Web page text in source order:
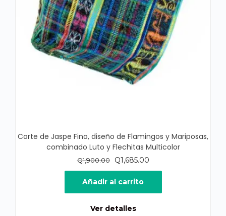
Corte de Jaspe Fino, diseño de Flamingos y Mariposas,
combinado Luto y Flechitas Multicolor
Q1,900.00
El
precio
original
era:
Q1,685.00El
precio
es:
Añadir al carrito
Ver detalles